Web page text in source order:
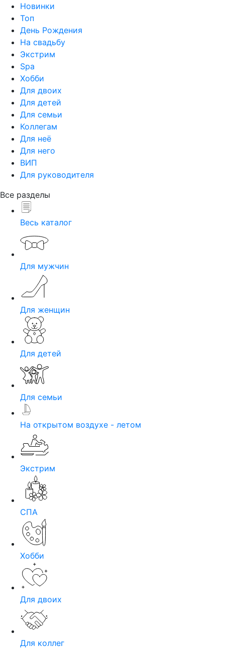
Новинки
Топ
День Рождения
На свадьбу
Экстрим
Spa
Хобби
Для двоих
Для детей
Для семьи
Коллегам
Для неё
Для него
ВИП
Для руководителя
Все разделы
Весь каталог
Для мужчин
Для женщин
Для детей
Для семьи
На открытом воздухе - летом
Экстрим
СПА
Хобби
Для двоих
Для коллег